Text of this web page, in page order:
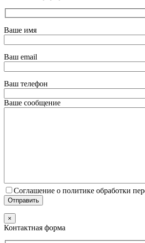
Ваше имя
Ваш email
Ваш телефон
Ваше сообщение
Соглашение о политике обработки
×
Контактная форма